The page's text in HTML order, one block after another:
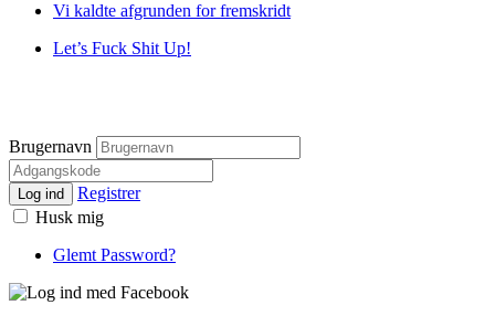
Vi kaldte afgrunden for fremskridt
Let’s Fuck Shit Up!
Brugernavn
Log ind
Registrer
Husk mig
Glemt Password?